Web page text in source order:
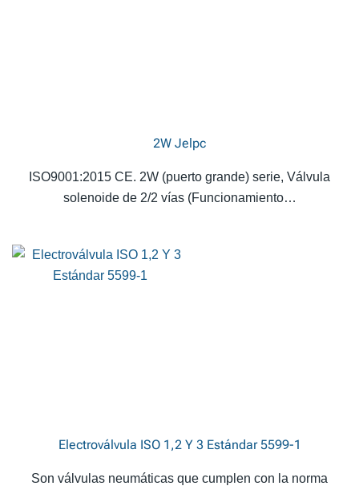
2W Jelpc
ISO9001:2015 CE. 2W (puerto grande) serie, Válvula
solenoide de 2/2 vías (Funcionamiento…
Electroválvula ISO 1,2 Y 3 Estándar 5599-1
Son válvulas neumáticas que cumplen con la norma